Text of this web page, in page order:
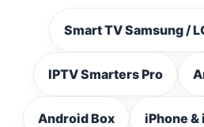
Smart TV Samsung /
IPTV Smarters Pro
Android Box iPhone &